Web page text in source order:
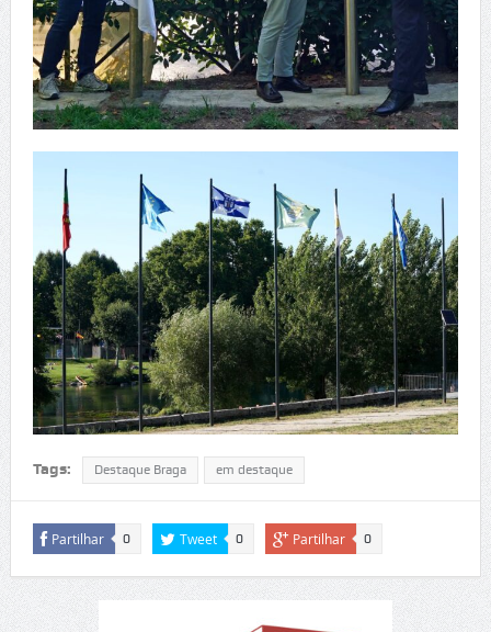
Tags: Destaque Braga em destaque
Partilhar 0 Tweet 0 Partilhar 0